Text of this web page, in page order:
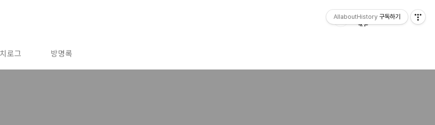
로그 방명록
AllaboutHistory 구독하기